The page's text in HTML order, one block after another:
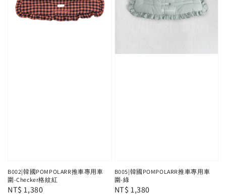
B002|韓國POMPOLARR推車專用車
圍-Checker格紋紅
Regular
NT$ 1,380
B005|韓國POMPOLARR推車專用車
圍-綠
Regular
NT$ 1,380